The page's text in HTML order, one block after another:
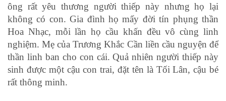
ông rất yêu thương người thiếp này nhưng họ lại
không có con. Gia đình họ mấy đời tín phụng thần
Hoa Nhạc, mỗi lần họ cầu khấn đều vô cùng linh
nghiệm. Mẹ của Trương Khắc Cần liền cầu nguyện để
thần linh ban cho con cái. Quả nhiên người thiếp này
sinh được một cậu con trai, đặt tên là Tối Lân, cậu bé
rất thông minh.